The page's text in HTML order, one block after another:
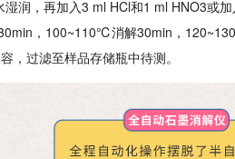
润，再加入3 ml HCl和1 ml HNO3或
，100~110℃消解30min，
过滤至样品存储瓶中待测。